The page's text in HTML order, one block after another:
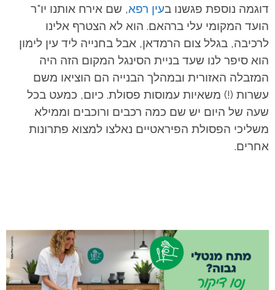
דוגמה נוספת פגשנו בעין רפא, שם אירח אותנו יו"ר
הועד המקומי עלי ברהאם. הוא לא הצטרף אלינו
לרכיבה, בגלל צום הרמדאן, אבל בחנייה ליד עין לימון
הוא סיפר לנו שעד בניית הסינגל המקום הזה היה
המזבלה האזורית ובמהלך הבנייה הם הוציאו משם
עשרות (!) משאיות עמוסות פסולת. כיום, כמעט בכל
שעה של היום יש שם כמה רכבים ורוכבים וממילא
משליכי הפסולת הפיראטיים נאלצו למצוא פתרונות
אחרים.